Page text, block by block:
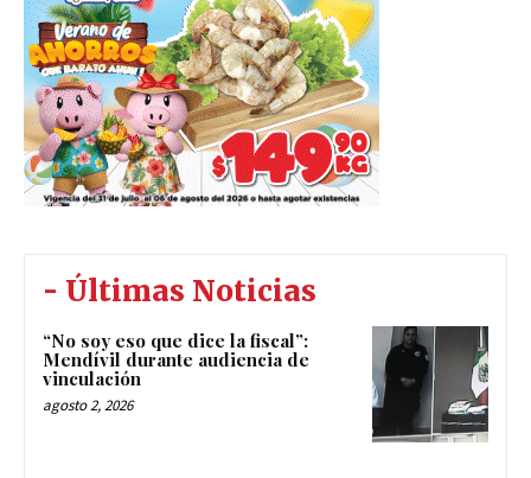
- Últimas Noticias
“No soy eso que dice la fiscal”:
Mendívil durante audiencia de
vinculación
agosto 2, 2026